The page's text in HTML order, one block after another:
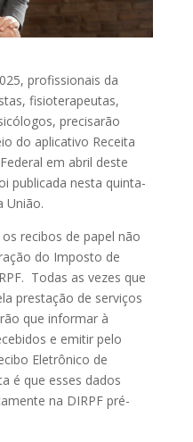
profissionais da
fisioterapeutas,
precisarão
do aplicativo Receita
em abril deste
publicada nesta quinta-
União.
recibos de papel não
do Imposto de
Todas as vezes que
prestação de serviços
que informar à
e emitir pelo
Eletrônico de
é que esses dados
na DIRPF pré-